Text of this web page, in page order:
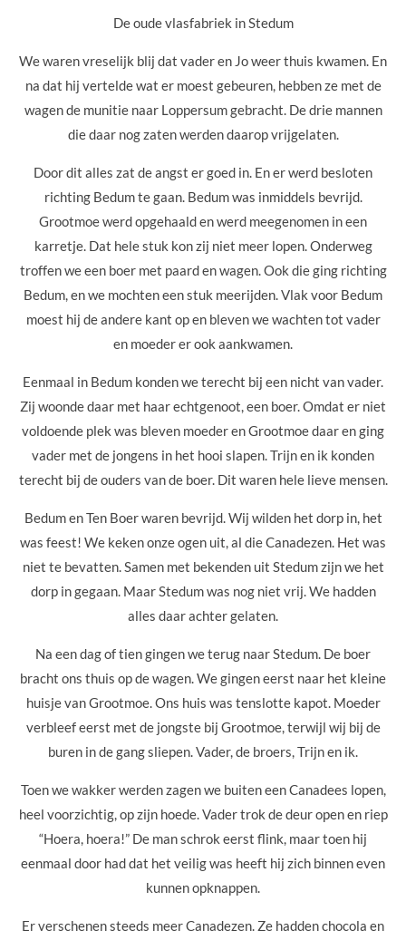
De oude vlasfabriek in Stedum
We waren vreselijk blij dat vader en Jo weer thuis kwamen. En
na dat hij vertelde wat er moest gebeuren, hebben ze met de
wagen de munitie naar Loppersum gebracht. De drie mannen
die daar nog zaten werden daarop vrijgelaten.
Door dit alles zat de angst er goed in. En er werd besloten
richting Bedum te gaan. Bedum was inmiddels bevrijd.
Grootmoe werd opgehaald en werd meegenomen in een
karretje. Dat hele stuk kon zij niet meer lopen. Onderweg
troffen we een boer met paard en wagen. Ook die ging richting
Bedum, en we mochten een stuk meerijden. Vlak voor Bedum
moest hij de andere kant op en bleven we wachten tot vader
en moeder er ook aankwamen.
Eenmaal in Bedum konden we terecht bij een nicht van vader.
Zij woonde daar met haar echtgenoot, een boer. Omdat er niet
voldoende plek was bleven moeder en Grootmoe daar en ging
vader met de jongens in het hooi slapen. Trijn en ik konden
terecht bij de ouders van de boer. Dit waren hele lieve mensen.
Bedum en Ten Boer waren bevrijd. Wij wilden het dorp in, het
was feest! We keken onze ogen uit, al die Canadezen. Het was
niet te bevatten. Samen met bekenden uit Stedum zijn we het
dorp in gegaan. Maar Stedum was nog niet vrij. We hadden
alles daar achter gelaten.
Na een dag of tien gingen we terug naar Stedum. De boer
bracht ons thuis op de wagen. We gingen eerst naar het kleine
huisje van Grootmoe. Ons huis was tenslotte kapot. Moeder
verbleef eerst met de jongste bij Grootmoe, terwijl wij bij de
buren in de gang sliepen. Vader, de broers, Trijn en ik.
Toen we wakker werden zagen we buiten een Canadees lopen,
heel voorzichtig, op zijn hoede. Vader trok de deur open en riep
“Hoera, hoera!” De man schrok eerst flink, maar toen hij
eenmaal door had dat het veilig was heeft hij zich binnen even
kunnen opknappen.
Er verschenen steeds meer Canadezen. Ze hadden chocola en